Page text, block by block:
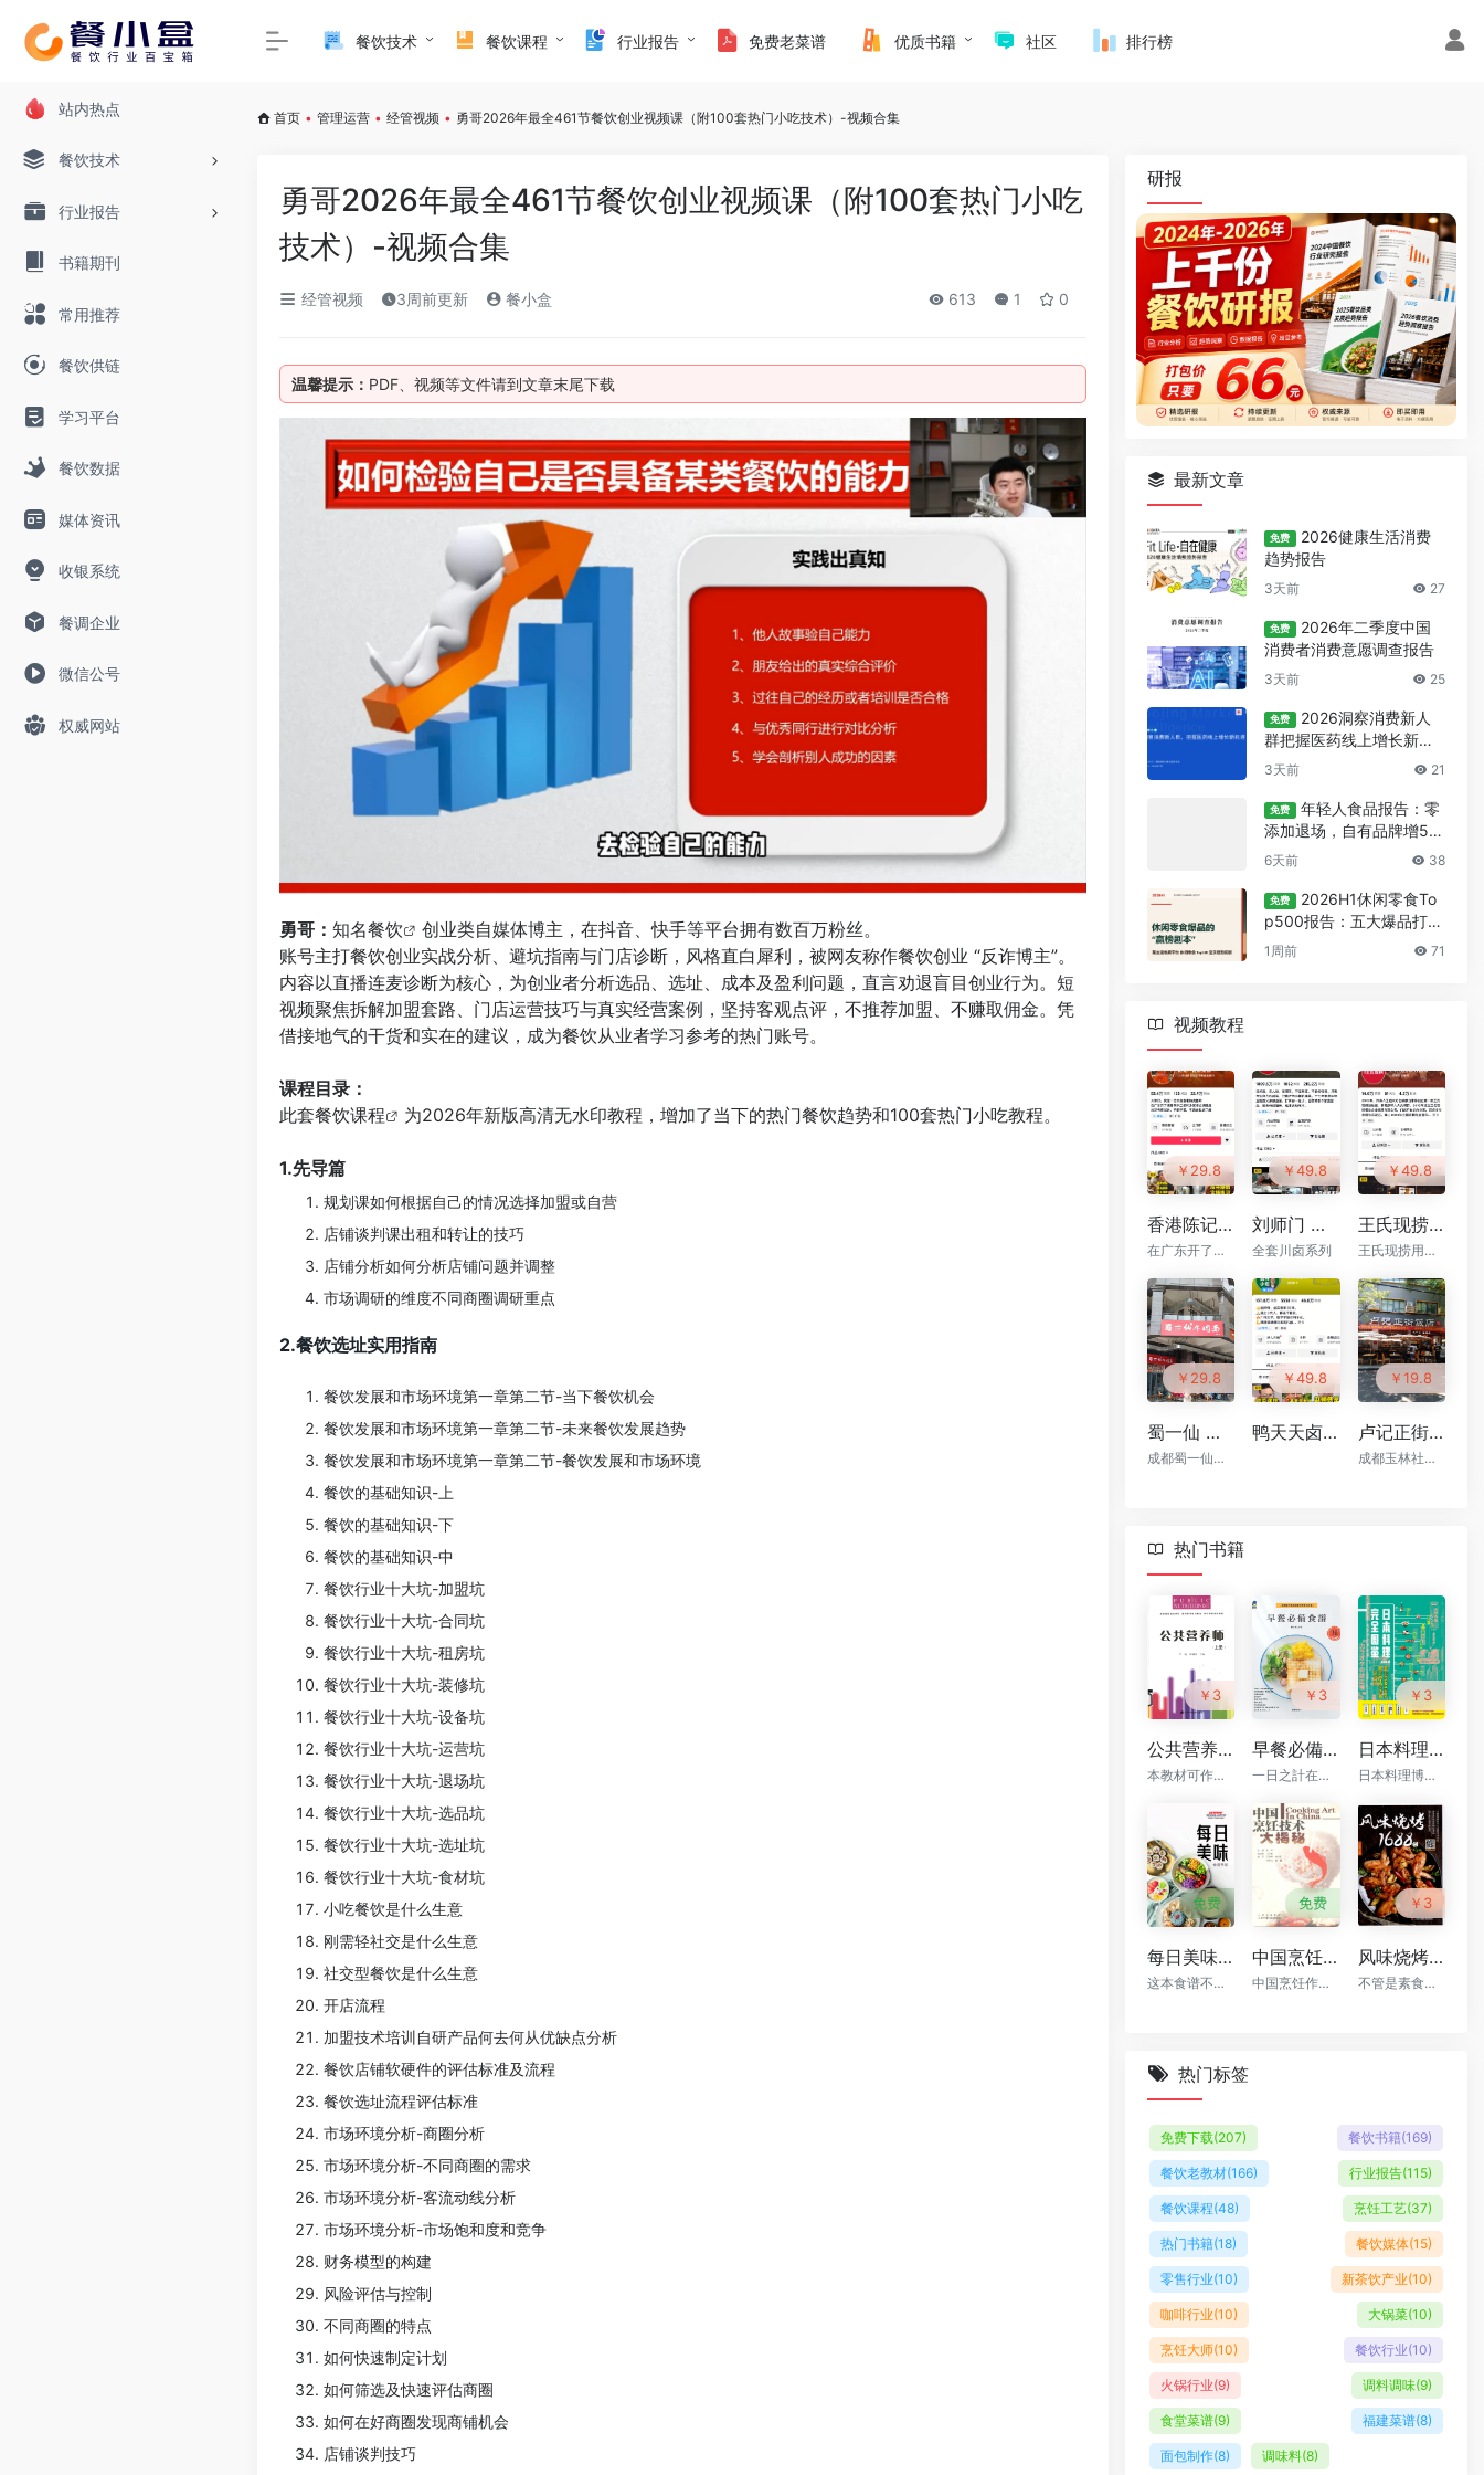
站内热点
餐饮技术
行业报告
书籍期刊
常用推荐
餐饮供链
学习平台
餐饮数据
媒体资讯
收银系统
餐调企业
微信公号
权威网站
餐饮技术 餐饮课程 行业报告 免费老菜谱 优质书籍 社区 排行榜
首页 • 管理运营 • 经管视频 • 勇哥2026年最全461节餐饮创业视频课（附100套热门小吃技术）-视频合集
勇哥2026年最全461节餐饮创业视频课（附100套热门小吃
技术）-视频合集
经管视频 3周前更新 餐小盒 613 1 0
温馨提示： PDF、视频等文件请到文章末尾下载
勇哥： 知名餐饮
创业类自媒体博主，在抖音、快手等平台拥有数百万粉丝。
账号主打餐饮创业实战分析、避坑指南与门店诊断，风格直白犀利，被网友称作餐饮创业 “反诈博主”。
内容以直播连麦诊断为核心，为创业者分析选品、选址、成本及盈利问题，直言劝退盲目创业行为。短
视频聚焦拆解加盟套路、门店运营技巧与真实经营案例，坚持客观点评，不推荐加盟、不赚取佣金。凭
借接地气的干货和实在的建议，成为餐饮从业者学习参考的热门账号。
课程目录：
此套餐饮课程
为2026年新版高清无水印教程，增加了当下的热门餐饮趋势和100套热门小吃教程。
1.先导篇
规划课如何根据自己的情况选择加盟或自营
店铺谈判课出租和转让的技巧
店铺分析如何分析店铺问题并调整
市场调研的维度不同商圈调研重点
2.餐饮选址实用指南
餐饮发展和市场环境第一章第二节-当下餐饮机会
餐饮发展和市场环境第一章第二节-未来餐饮发展趋势
餐饮发展和市场环境第一章第二节-餐饮发展和市场环境
餐饮的基础知识-上
餐饮的基础知识-下
餐饮的基础知识-中
餐饮行业十大坑-加盟坑
餐饮行业十大坑-合同坑
餐饮行业十大坑-租房坑
餐饮行业十大坑-装修坑
餐饮行业十大坑-设备坑
餐饮行业十大坑-运营坑
餐饮行业十大坑-退场坑
餐饮行业十大坑-选品坑
餐饮行业十大坑-选址坑
餐饮行业十大坑-食材坑
小吃餐饮是什么生意
刚需轻社交是什么生意
社交型餐饮是什么生意
开店流程
加盟技术培训自研产品何去何从优缺点分析
餐饮店铺软硬件的评估标准及流程
餐饮选址流程评估标准
市场环境分析-商圈分析
市场环境分析-不同商圈的需求
市场环境分析-客流动线分析
市场环境分析-市场饱和度和竞争
财务模型的构建
风险评估与控制
不同商圈的特点
如何快速制定计划
如何筛选及快速评估商圈
如何在好商圈发现商铺机会
店铺谈判技巧
研报
最新文章
免费
2026健康生活消费
趋势报告
3天前 27
免费
2026年二季度中国
消费者消费意愿调查报告
3天前 25
免费
2026洞察消费新人
群把握医药线上增长新机
遇报告
3天前 21
免费
年轻人食品报告：零
添加退场，自有品牌增5
7%
6天前 38
免费
2026H1休闲零食To
p500报告：五大爆品打法
与数据洞察
1周前 71
视频教程
￥29.8
香港陈记烧腊 原价¥2800的烧腊系列配方技术 付费课视频（全套8.4G）
在广东开了烧腊教学培训和多家港式烧腊店
￥49.8
刘师门 卤味熟食凉菜全套技术配方 高清视频教程（全套35.1G）
全套川卤系列
￥49.8
王氏现捞 卤味现捞系列配方技术 高清视频教程（全套42.4G）
王氏现捞用天然原料卤制，无添加剂。特色麻辣鲜香口味备受认可
￥29.8
蜀一仙 原价3600的牛肉面技术高清视频教程（全套）
成都蜀一仙品牌管理有限公司旗下的餐饮品牌，总部位于成都金牛高新技术产业园区
￥49.8
鸭天天卤味 原价6800的卤货系列配方技术 高清视频教程（全套56.4G）
￥19.8
卢记正街饭店（52套）视频教程
成都玉林社区的川湘菜餐厅，是米其林、黑珍珠双料餐厅
热门书籍
￥3
公共营养师 上 PDF下载
本教材可作为高等院校和职业院校学生、医疗机构的医护人员和营养工作者以及社会人士学习营养学的专业教材
￥3
早餐必備食譜—盤豐富早點填滿整天所需的元氣 PDF下载
一日之計在於晨，早餐是活力的來源
￥3
日本料理完全图鉴 PDF下载
日本料理博大精深，单是种类就不计其数 —— 寿司、怀石料理、天妇罗、荞麦面、日本和牛，等等。更别说每一种日本料理还有许多细致的门道，讲究产地、时令和手法
免费
每日美味 食谱手册 PDF下载
这本食谱不仅专注于采用新鲜健康食材，并以简单的烹饪方式，让您能够更了解年长人士所需的均衡饮食，尤其患有常见健康问题的年长者
免费
中国烹饪技术大揭密 PDF下载
中国烹饪作为一种艺术、一门科学，其知识和技能是基础
￥3
风味烧烤1688例 PDF下载
不管是素食主义，还是无肉不欢，很多食材都能烤出美味，满足你对美食的追求。
热门标签
免费下载(207) 餐饮书籍(169)
餐饮老教材(166) 行业报告(115)
餐饮课程(48) 烹饪工艺(37)
热门书籍(18) 餐饮媒体(15)
零售行业(10) 新茶饮产业(10)
咖啡行业(10) 大锅菜(10)
烹饪大师(10) 餐饮行业(10)
火锅行业(9) 调料调味(9)
食堂菜谱(9) 福建菜谱(8)
面包制作(8) 调味料(8)